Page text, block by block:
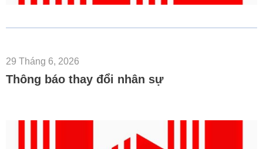
29 Tháng 6, 2026
Thông báo thay đổi nhân sự